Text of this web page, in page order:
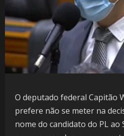
O deputado federal Capitão
prefere não se meter na
nome do candidato do PL ao